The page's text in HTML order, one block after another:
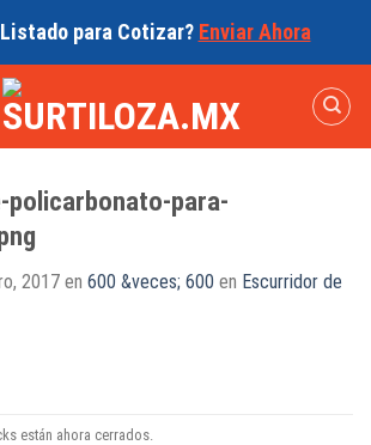
para Cotizar? Enviar Ahora
policarbonato-para-
2017 en 600 &veces; 600 en Escurridor de
están ahora cerrados.